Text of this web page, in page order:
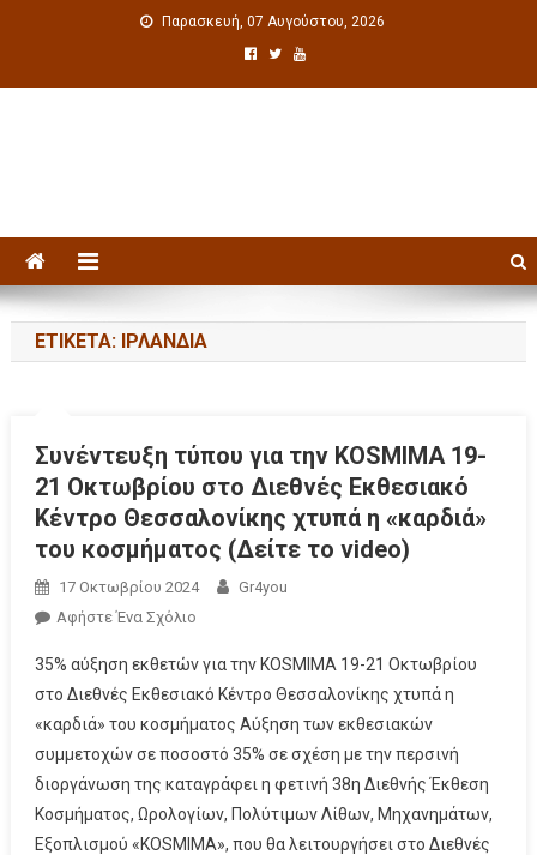
Παρασκευή, 07 Αυγούστου, 2026
ΕΤΙΚΈΤΑ: ΙΡΛΑΝΔΊΑ
Συνέντευξη τύπου για την KOSMIMA 19-
21 Οκτωβρίου στο Διεθνές Εκθεσιακό
Κέντρο Θεσσαλονίκης χτυπά η «καρδιά»
του κοσμήματος (Δείτε το video)
17 Οκτωβρίου 2024
Gr4you
Αφήστε Ένα Σχόλιο
35% αύξηση εκθετών για την KOSMIMA 19-21 Οκτωβρίου
στο Διεθνές Εκθεσιακό Κέντρο Θεσσαλονίκης χτυπά η
«καρδιά» του κοσμήματος Αύξηση των εκθεσιακών
συμμετοχών σε ποσοστό 35% σε σχέση με την περσινή
διοργάνωση της καταγράφει η φετινή 38η Διεθνής Έκθεση
Κοσμήματος, Ωρολογίων, Πολύτιμων Λίθων, Μηχανημάτων,
Εξοπλισμού «KOSMIMA», που θα λειτουργήσει στο Διεθνές